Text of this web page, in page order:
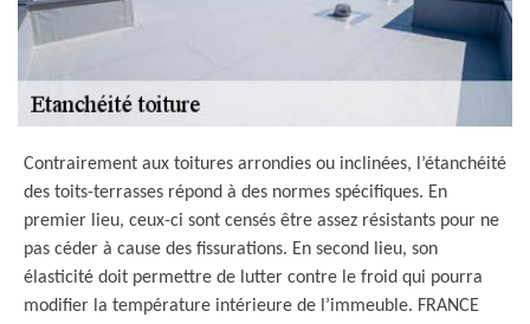
Contrairement aux toitures arrondies ou inclinées, l’étanchéité
des toits-terrasses répond à des normes spécifiques. En
premier lieu, ceux-ci sont censés être assez résistants pour ne
pas céder à cause des fissurations. En second lieu, son
élasticité doit permettre de lutter contre le froid qui pourra
modifier la température intérieure de l’immeuble. FRANCE